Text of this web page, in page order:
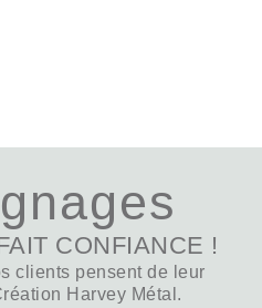
CONFIANCE !
clients pensent de leur
Harvey Métal.